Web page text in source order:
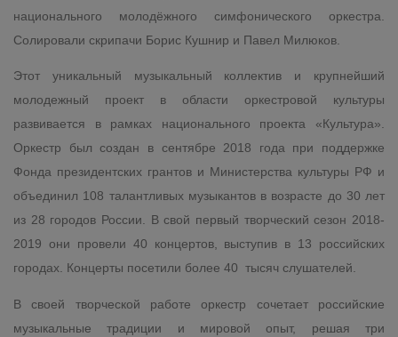
национального молодёжного симфонического оркестра.
Солировали скрипачи Борис Кушнир и Павел Милюков.
Этот уникальный музыкальный коллектив и крупнейший
молодежный проект в области оркестровой культуры
развивается в рамках национального проекта «Культура».
Оркестр был создан в сентябре 2018 года при поддержке
Фонда президентских грантов и Министерства культуры РФ и
объединил 108 талантливых музыкантов в возрасте до 30 лет
из 28 городов России. В свой первый творческий сезон 2018-
2019 они провели 40 концертов, выступив в 13 российских
городах. Концерты посетили более 40 тысяч слушателей.
В своей творческой работе оркестр сочетает российские
музыкальные традиции и мировой опыт, решая три